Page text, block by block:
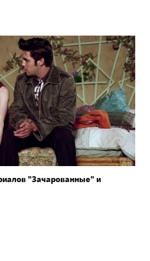
"Зачарованные" и